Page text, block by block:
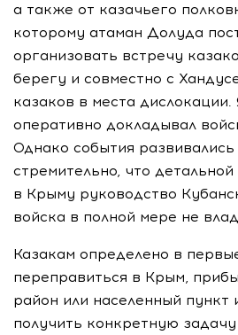
а также от казачьего
которому атаман Долуда
организовать встречу
берегу и совместно с
казаков в места
оперативно докладывал
Однако события развивались
стремительно, что
в Крыму руководство
войска в полной мере не
Казакам определено в
переправиться в Крым,
район или населенный пункт
получить конкретную